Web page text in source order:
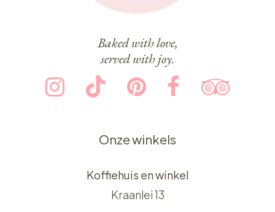
Baked with love,
served with joy.
Onze winkels
Koffiehuis en winkel
Kraanlei 13